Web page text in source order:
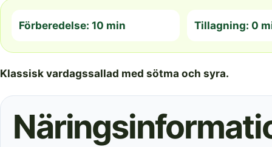
Förberedelse: 10 min Tillagning: 0
Klassisk vardagssallad med sötma och syra.